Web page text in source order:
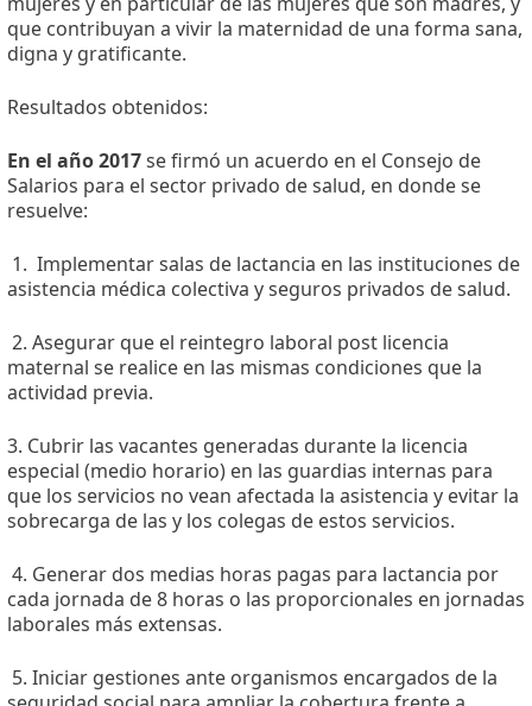
que contribuyan a vivir la maternidad de una forma sana,
digna y gratificante.
Resultados obtenidos:
En el año 2017se firmó un acuerdo en el Consejo de
Salarios para el sector privado de salud, en donde se
resuelve:
1. Implementar salas de lactancia en las instituciones de
asistencia médica colectiva y seguros privados de salud.
2. Asegurar que el reintegro laboral post licencia
maternal se realice en las mismas condiciones que la
actividad previa.
3. Cubrir las vacantes generadas durante la licencia
especial (medio horario) en las guardias internas para
que los servicios no vean afectada la asistencia y evitar la
sobrecarga de las y los colegas de estos servicios.
4. Generar dos medias horas pagas para lactancia por
cada jornada de 8 horas o las proporcionales en jornadas
laborales más extensas.
5. Iniciar gestiones ante organismos encargados de la